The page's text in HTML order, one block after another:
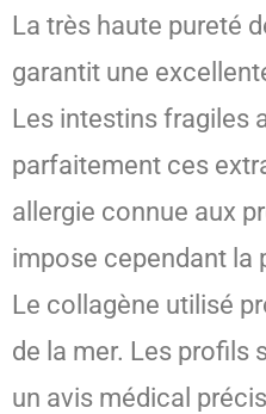
La très haute pureté
garantit une
Les intestins fragiles
parfaitement ces
allergie connue aux
impose cependant la
Le collagène utilisé
de la mer. Les profils
un avis médical